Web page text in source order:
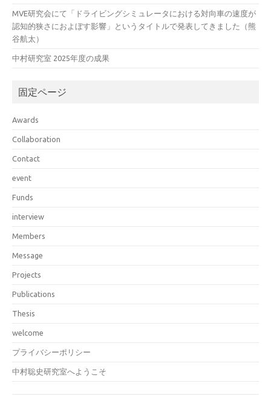
MVE研究会にて「ドライビングシミュレータにおける対向車の速度が
認知的狭さにおよぼす影響」というタイトルで発表してきました（熊
谷航太）
中村研究室 2025年度の成果
固定ページ
Awards
Collaboration
Contact
event
Funds
interview
Members
Message
Projects
Publications
Thesis
welcome
プライバシーポリシー
中村聡史研究室へようこそ